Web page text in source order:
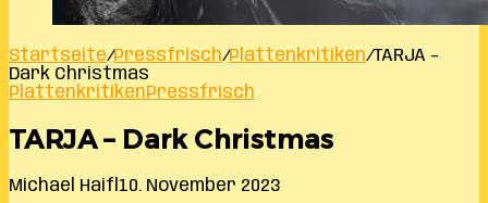
Startseite/Pressfrisch/Plattenkritiken/TARJA –
Dark Christmas
PlattenkritikenPressfrisch
TARJA – Dark Christmas
Michael Haifl 10. November 2023